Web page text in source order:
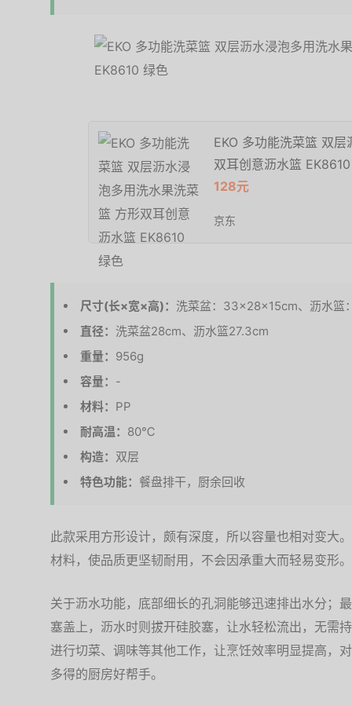
EKO 多功能洗菜篮 双
双耳创意沥水篮
128元
京东
尺寸(长×宽×高)： 洗菜盆：33×28×15cm、沥水篮
直径： 洗菜盆28cm、沥水篮27.3cm
重量： 956g
容量： -
材料： PP
耐高温： 80℃
构造： 双层
特色功能： 餐盘排干，厨余回收
此款采用方形设计，颇有深度，所以容量也相对变大
材料，使品质更坚韧耐用，不会因承重大而轻易变形。
关于沥水功能，底部细长的孔洞能够迅速排出水分；
塞盖上，沥水时则拔开硅胶塞，让水轻松流出，无需
进行切菜、调味等其他工作，让烹饪效率明显提高，
多得的厨房好帮手。